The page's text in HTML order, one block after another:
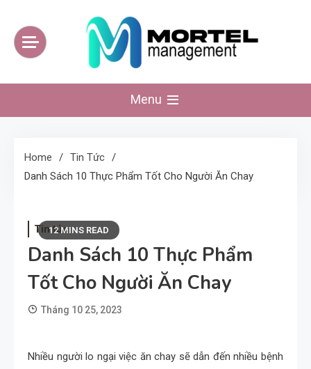
content
Menu
Home
Tin Tức
Danh Sách 10 Thực Phẩm Tốt Cho Người Ăn Chay
12 MINS READ
Tin tức
Danh Sách 10 Thực Phẩm
Tốt Cho Người Ăn Chay
Tháng 10 25, 2023
Nhiều người lo ngại việc ăn chay sẽ dẫn đến nhiều bệnh